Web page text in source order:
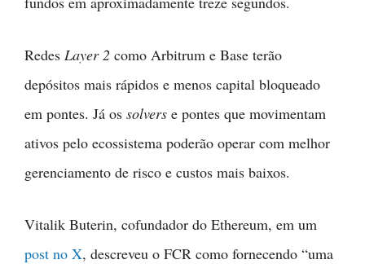
Redes Layer 2 como Arbitrum e Base terão
depósitos mais rápidos e menos capital bloqueado
em pontes. Já os solvers e pontes que movimentam
ativos pelo ecossistema poderão operar com melhor
gerenciamento de risco e custos mais baixos.
Vitalik Buterin, cofundador do Ethereum, em um
post no X, descreveu o FCR como fornecendo “uma